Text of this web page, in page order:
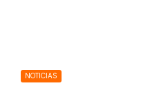
NOTICIAS